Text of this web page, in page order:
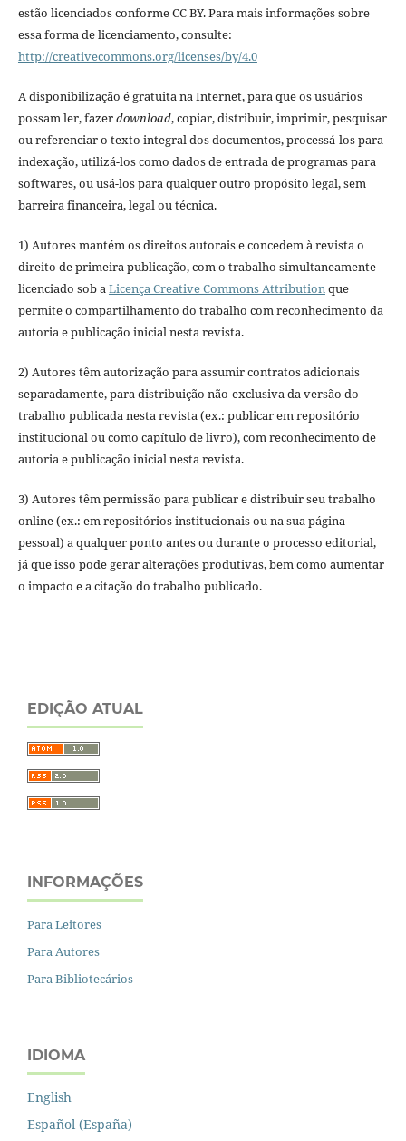
estão licenciados conforme CC BY. Para mais informações sobre
essa forma de licenciamento, consulte:
http://creativecommons.org/licenses/by/4.0
A disponibilização é gratuita na Internet, para que os usuários
possam ler, fazerdownload, copiar, distribuir, imprimir, pesquisar
ou referenciar o texto integral dos documentos, processá-los para
indexação, utilizá-los como dados de entrada de programas para
softwares, ou usá-los para qualquer outro propósito legal, sem
barreira financeira, legal ou técnica.
1) Autores mantém os direitos autorais e concedem à revista o
direito de primeira publicação, com o trabalho simultaneamente
licenciado sob aLicença Creative Commons Attributionque
permite o compartilhamento do trabalho com reconhecimento da
autoria e publicação inicial nesta revista.
2) Autores têm autorização para assumir contratos adicionais
separadamente, para distribuição não-exclusiva da versão do
trabalho publicada nesta revista (ex.: publicar em repositório
institucional ou como capítulo de livro), com reconhecimento de
autoria e publicação inicial nesta revista.
3) Autores têm permissão para publicar e distribuir seu trabalho
online (ex.: em repositórios institucionais ou na sua página
pessoal) a qualquer ponto antes ou durante o processo editorial,
já que isso pode gerar alterações produtivas, bem como aumentar
o impacto e a citação do trabalho publicado.
EDIÇÃO ATUAL
INFORMAÇÕES
Para Leitores
Para Autores
Para Bibliotecários
IDIOMA
English
Español (España)